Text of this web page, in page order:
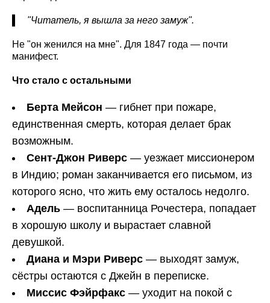
"Читатель, я вышла за него замуж".
Не "он женился на мне". Для 1847 года — почти
манифест.
Что стало с остальными
Берта Мейсон — гибнет при пожаре,
единственная смерть, которая делает брак
возможным.
Сент-Джон Риверс — уезжает миссионером
в Индию; роман заканчивается его письмом, из
которого ясно, что жить ему осталось недолго.
Адель — воспитанница Рочестера, попадает
в хорошую школу и вырастает славной
девушкой.
Диана и Мэри Риверс — выходят замуж,
сёстры остаются с Джейн в переписке.
Миссис Фэйрфакс — уходит на покой с